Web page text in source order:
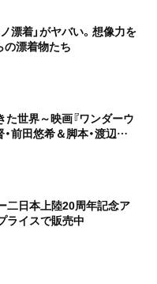
漂着」がヤバい。想像力を
の漂着物たち
た世界～映画『ワンダーウ
二日本上陸20周年記念ア
ライスで販売中